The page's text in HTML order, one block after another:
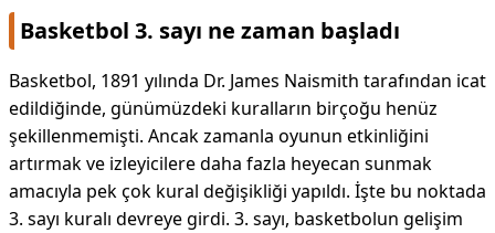
Basketbol 3. sayı ne zaman başladı
Basketbol, 1891 yılında Dr. James Naismith tarafından icat
edildiğinde, günümüzdeki kuralların birçoğu henüz
şekillenmemişti. Ancak zamanla oyunun etkinliğini
artırmak ve izleyicilere daha fazla heyecan sunmak
amacıyla pek çok kural değişikliği yapıldı. İşte bu noktada
3. sayı kuralı devreye girdi. 3. sayı, basketbolun gelişim